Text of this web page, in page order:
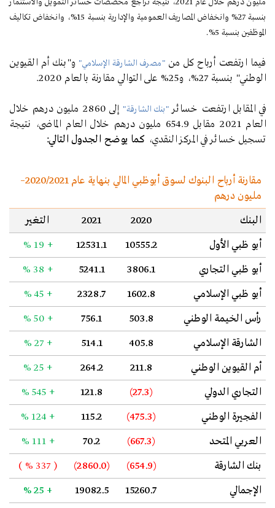
بنسبة 27% وانخفاض المصاريف العمومية والإدارية بنسبة 15%، وانخفاض تكاليف
الموظفين بنسبة 5%.
فيما ارتفعت أرباح كل من "مصرف الشارقة الإسلامي" و"بنك أم القيوين
الوطني" بنسبة 27%، و25% على التوالي مقارنة بالعام 2020.
في المقابل ارتفعت خسائر "بنك الشارقة"
إلى 2860 مليون درهم خلال
العام 2021 مقابل 654.9 مليون درهم خلال العام الماضى، نتيجة
تسجيل خسائر في المركز النقدي، كما يوضح الجدول التالي:
مقارنة أرباح البنوك لسوق أبوظبي المالي بنهاية عام 2020/2021–
مليون درهم
البنك
2020
2021
التغير
أبو ظبي الأول
10555.2
12531.1
+ 19 %
أبو ظبي التجاري
3806.1
5241.1
+ 38 %
أبو ظبي الإسلامي
1602.8
2328.7
+ 45 %
رأس الخيمة الوطني
503.8
756.1
+ 50 %
الشارقة الإسلامي
405.8
514.1
+ 27 %
أم القيوين الوطني
211.8
264.2
+ 25 %
التجاري الدولي
(27.3)
121.8
+ 545 %
الفجيرة الوطني
(475.3)
115.2
+ 124 %
العربي المتحد
(667.3)
70.2
+ 111 %
بنك الشارقة
(654.9)
(2860.0)
( 337 % )
الإجمالي
15260.7
19082.5
+ 25 %